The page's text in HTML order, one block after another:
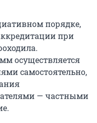
порядке,
при
осуществляется
самостоятельно,
— частными